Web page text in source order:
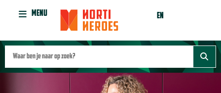
MENU EN